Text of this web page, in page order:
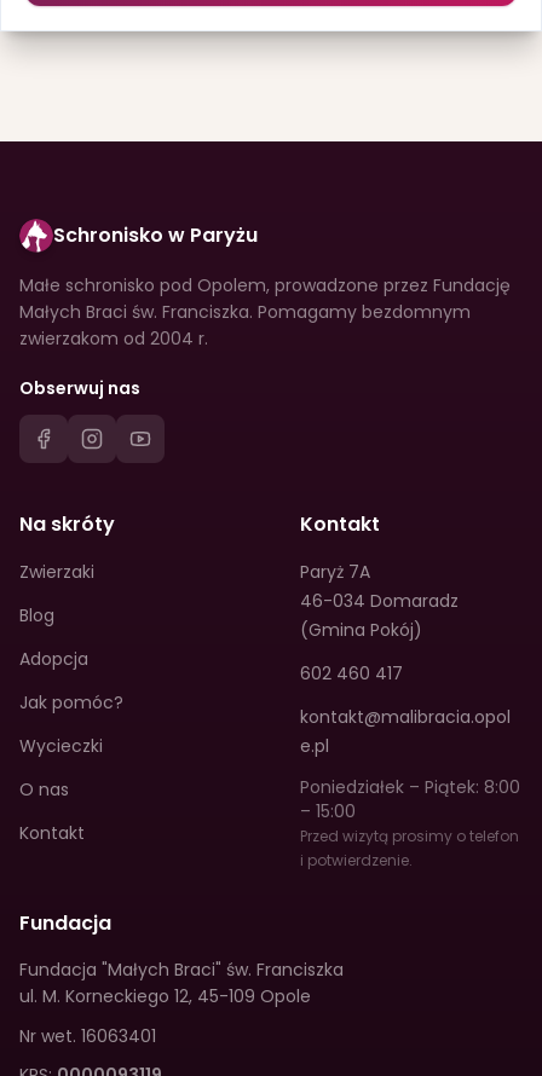
Schronisko w Paryżu
Małe schronisko pod Opolem, prowadzone przez Fundację
Małych Braci św. Franciszka. Pomagamy bezdomnym
zwierzakom od 2004 r.
Obserwuj nas
Na skróty
Zwierzaki
Blog
Adopcja
Jak pomóc?
Wycieczki
O nas
Kontakt
Kontakt
Paryż 7A
46-034 Domaradz
(Gmina Pokój)
602 460 417
kontakt@malibracia.opol
e.pl
Poniedziałek – Piątek: 8:00
– 15:00
Przed wizytą prosimy o telefon
i potwierdzenie.
Fundacja
Fundacja "Małych Braci" św. Franciszka
ul. M. Korneckiego 12, 45-109 Opole
Nr wet. 16063401